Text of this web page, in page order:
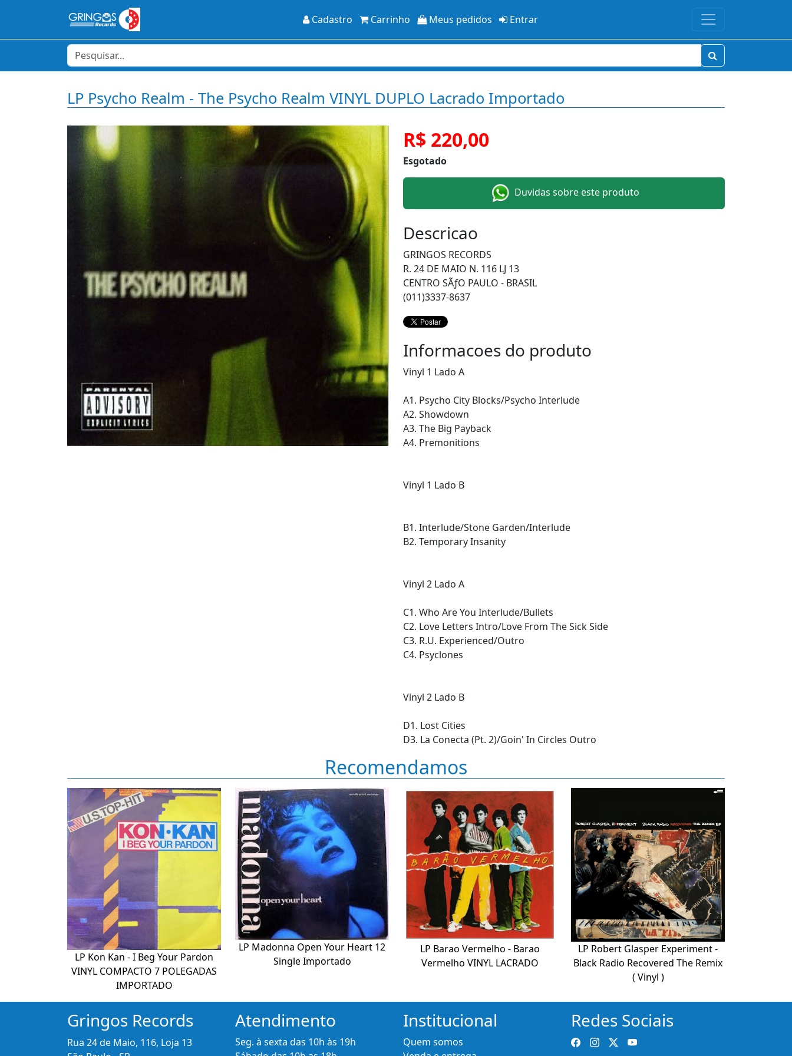
Cadastro Carrinho Meus pedidos Entrar
LP Psycho Realm - The Psycho Realm VINYL DUPLO Lacrado Importado
R$ 220,00
Esgotado
Duvidas sobre este produto
Descricao
GRINGOS RECORDS
R. 24 DE MAIO N. 116 LJ 13
CENTRO SÃƒO PAULO - BRASIL
(011)3337-8637
Informacoes do produto
Vinyl 1 Lado A
A1. Psycho City Blocks/Psycho Interlude
A2. Showdown
A3. The Big Payback
A4. Premonitions
Vinyl 1 Lado B
B1. Interlude/Stone Garden/Interlude
B2. Temporary Insanity
Vinyl 2 Lado A
C1. Who Are You Interlude/Bullets
C2. Love Letters Intro/Love From The Sick Side
C3. R.U. Experienced/Outro
C4. Psyclones
Vinyl 2 Lado B
D1. Lost Cities
D3. La Conecta (Pt. 2)/Goin' In Circles Outro
Recomendamos
LP Kon Kan - I Beg Your Pardon
VINYL COMPACTO 7 POLEGADAS
IMPORTADO
LP Madonna Open Your Heart 12
Single Importado
LP Barao Vermelho - Barao
Vermelho VINYL LACRADO
LP Robert Glasper Experiment -
Black Radio Recovered The Remix
( Vinyl )
Gringos Records
Rua 24 de Maio, 116, Loja 13
Atendimento
Seg. à sexta das 10h às 19h
Institucional
Quem somos
Redes Sociais